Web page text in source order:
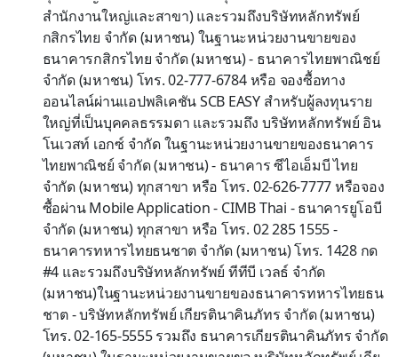
สำนักงานใหญ่และสาขา) และรวมถึงบริษัทหลักทรัพย์
กสิกรไทย จำกัด (มหาชน) ในฐานะหน่วยงานขายของ
ธนาคารกสิกรไทย จำกัด (มหาชน) - ธนาคารไทยพาณิชย์
จำกัด (มหาชน) โทร. 02-777-6784 หรือ จองซื้อทาง
ออนไลน์ผ่านแอปพลิเคชัน SCB EASY สำหรับผู้ลงทุนราย
ใหญ่ที่เป็นบุคคลธรรมดา และรวมถึง บริษัทหลักทรัพย์ อิน
โนเวสท์ เอกซ์ จำกัด ในฐานะหน่วยงานขายของธนาคาร
ไทยพาณิชย์ จำกัด (มหาชน) - ธนาคาร ซีไอเอ็มบี ไทย
จำกัด (มหาชน) ทุกสาขา หรือ โทร. 02-626-7777 หรือจอง
ซื้อผ่าน Mobile Application - CIMB Thai - ธนาคารยูโอบี
จำกัด (มหาชน) ทุกสาขา หรือ โทร. 02 285 1555 -
ธนาคารทหารไทยธนชาต จำกัด (มหาชน) โทร. 1428 กด
#4 และรวมถึงบริษัทหลักทรัพย์ ทีทีบี เวลธ์ จำกัด
(มหาชน)ในฐานะหน่วยงานขายของธนาคารทหารไทยธน
ชาต - บริษัทหลักทรัพย์ เกียรตินาคินภัทร จำกัด (มหาชน)
โทร. 02-165-5555 รวมถึง ธนาคารเกียรตินาคินภัทร จำกัด